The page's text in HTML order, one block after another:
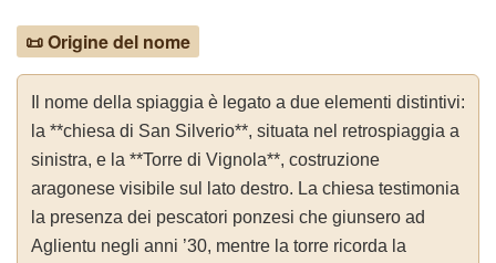
📜 Origine del nome
Il nome della spiaggia è legato a due elementi distintivi:
la **chiesa di San Silverio**, situata nel retrospiaggia a
sinistra, e la **Torre di Vignola**, costruzione
aragonese visibile sul lato destro. La chiesa testimonia
la presenza dei pescatori ponzesi che giunsero ad
Aglientu negli anni ’30, mentre la torre ricorda la